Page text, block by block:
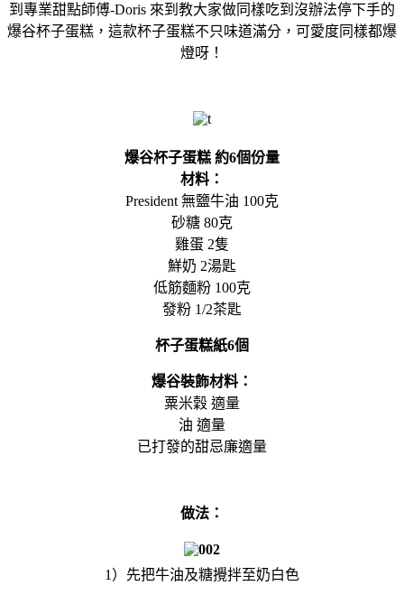
到專業甜點師傅-Doris 來到教大家做同樣吃到沒辦法停下手的
爆谷杯子蛋糕，這款杯子蛋糕不只味道滿分，可愛度同樣都爆
燈呀！
爆谷杯子蛋糕 約6個份量
材料：
President 無鹽牛油 100克
砂糖 80克
雞蛋 2隻
鮮奶 2湯匙
低筋麵粉 100克
發粉 1/2茶匙
杯子蛋糕紙6個
爆谷裝飾材料：
粟米穀 適量
油 適量
已打發的甜忌廉適量
做法：
1）先把牛油及糖攪拌至奶白色